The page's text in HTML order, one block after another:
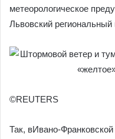
метеорологическое
Львовский региональный
©REUTERS
Так, вИвано-